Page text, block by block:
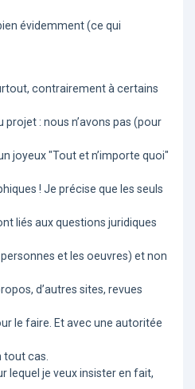
évidemment (ce qui
contrairement à certains
: nous n’avons pas (pour
joyeux "Tout et n’importe quoi"
! Je précise que les seuls
liés aux questions juridiques
et les oeuvres) et non
d’autres sites, revues
le faire. Et avec une autoritée
tout cas.
lequel je veux insister en fait,